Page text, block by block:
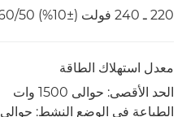
220 ـ 240 فولت (±10%) 60/50 هرتز (±2 هرتز)
معدل استهلاك الطاقة
الحد الأقصى: حوالى 1500 وات
الطباعة في الوضع النشط: حوالى 701 وات